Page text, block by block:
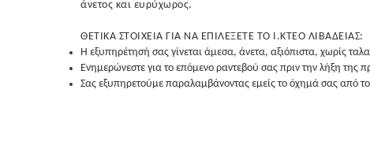
άνετος και ευρύχωρος.
ΘΕΤΙΚΑ ΣΤΟΙΧΕΙΑ ΓΙΑ ΝΑ ΕΠΙΛΕΞΕΤΕ ΤΟ Ι.ΚΤΕΟ ΛΙΒΑΔΕΙΑΣ:
Η εξυπηρέτησή σας γίνεται άμεσα, άνετα, αξιόπιστα, χωρίς
Ενημερώνεστε για το επόμενο ραντεβού σας πριν την λήξη της
Σας εξυπηρετούμε παραλαμβάνοντας εμείς το όχημά σας από